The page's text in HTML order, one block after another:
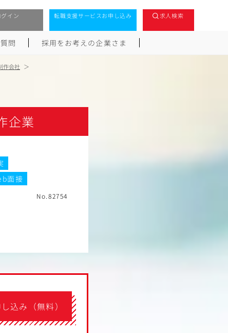
グイン 転職支援サービスお申し込み 求人検索
問 採用をお考えの企業さま
作会社
企業
面接
No.82754
込み（無料）